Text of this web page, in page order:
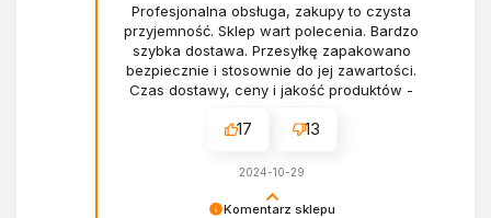
Komentarz sklepu
Profesjonalna obsługa, zakupy to czysta
przyjemność. Sklep wart polecenia. Bardzo
szybka dostawa. Przesyłkę zapakowano
bezpiecznie i stosownie do jej zawartości.
Czas dostawy, ceny i jakość produktów -
17 13
2024-10-29